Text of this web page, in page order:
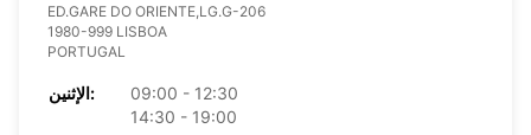
ED.GARE DO ORIENTE,LG.G-206
1980-999 LISBOA
PORTUGAL
الإثنين:
09:00 - 12:30
14:30 - 19:00